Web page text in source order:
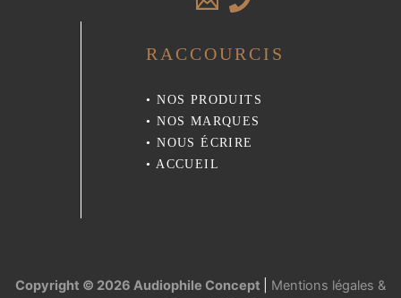
RACCOURCIS
•NOS PRODUITS
•NOS MARQUES
•NOUS ÉCRIRE
• ACCUEIL
Copyright © 2026 Audiophile Concept
Mentions légales &